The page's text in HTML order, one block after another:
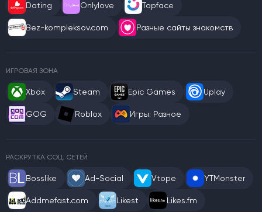
Dating Onlylove Topface
Bez-kompleksov.com Разные сайты знакомств
ИГРОВАЯ ЗОНА
Xbox Steam Epic Games Uplay
GOG Roblox Игры: Разное
РАСКРУТКА СОЦ. СЕТЕЙ
Bosslike Ad-Social Vtope YTMonster
Addmefast.com Likest Likes.fm